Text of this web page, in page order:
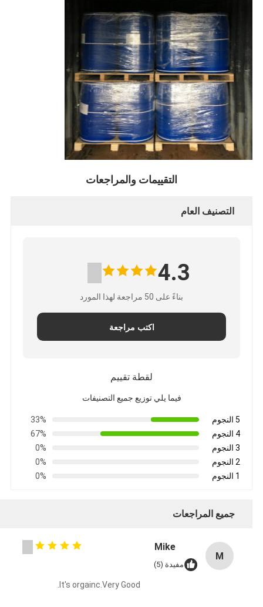
التقييمات والمراجعات
التصنيف العام
4.3
بناءً على 50 مراجعة لهذا المورد
اكتب مراجعة
لقطة تقييم
فيما يلي توزيع جميع التصنيفات
5 النجوم
33%
4 النجوم
67%
3 النجوم
0%
2 النجوم
0%
1 النجوم
0%
جميع المراجعات
M
Mike
مفيدة (5)
It's orgainc.Very Good.